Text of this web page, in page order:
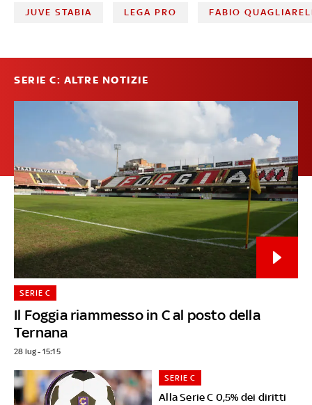
JUVE STABIA LEGA PRO FABIO
SERIE C: ALTRE NOTIZIE
Il Foggia riammesso in C al posto della
Ternana
SERIE C
28 lug - 15:15
Alla Serie C 0,5% dei diritti
SERIE C